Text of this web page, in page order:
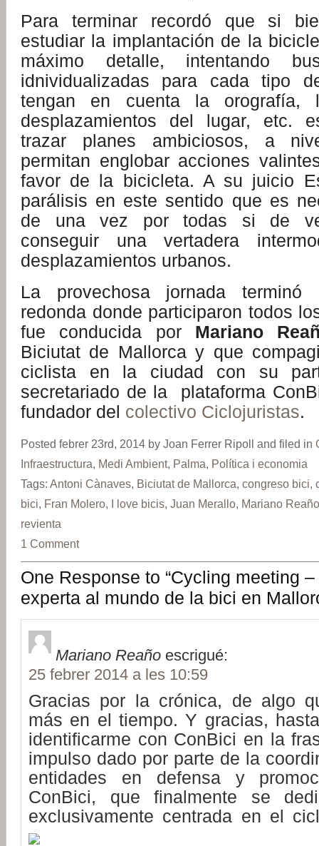
Para terminar recordó que si
estudiar la implantación de la
máximo detalle, intentando
idnividualizadas para cada tipo
tengan en cuenta la orografía,
desplazamientos del lugar, etc.
trazar planes ambiciosos, a
permitan englobar acciones
favor de la bicicleta. A su juicio
parálisis en este sentido que es
de una vez por todas si de
conseguir una vertadera
desplazamientos urbanos.
La provechosa jornada
redonda donde participaron todos
fue conducida por Mariano
Biciutat de Mallorca y que
ciclista en la ciudad con su
secretariado de la plataforma
fundador del colectivo Ciclojuristas.
Posted febrer 23rd, 2014 by Joan Ferrer Ripoll and filed in
Infraestructura, Medi Ambient, Palma, Política i economia
Tags: Antoni Cànaves, Biciutat de Mallorca, congreso bici,
bici, Fran Molero, I love bicis, Juan Merallo, Mariano Reaño
revienta
1 Comment
One Response to “Cycling meeting
experta al mundo de la bici en
Mariano Reaño escrigué:
25 febrer 2014 a les 10:59
Gracias por la crónica, de algo
más en el tiempo. Y gracias,
identificarme con ConBici en la
impulso dado por parte de la
entidades en defensa y
ConBici, que finalmente se
exclusivamente centrada en el